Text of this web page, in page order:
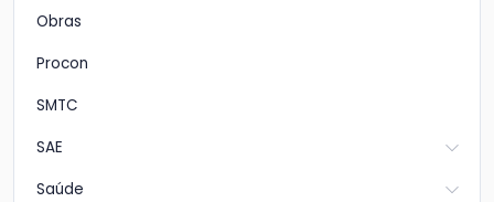
Obras
Procon
SMTC
SAE
Saúde